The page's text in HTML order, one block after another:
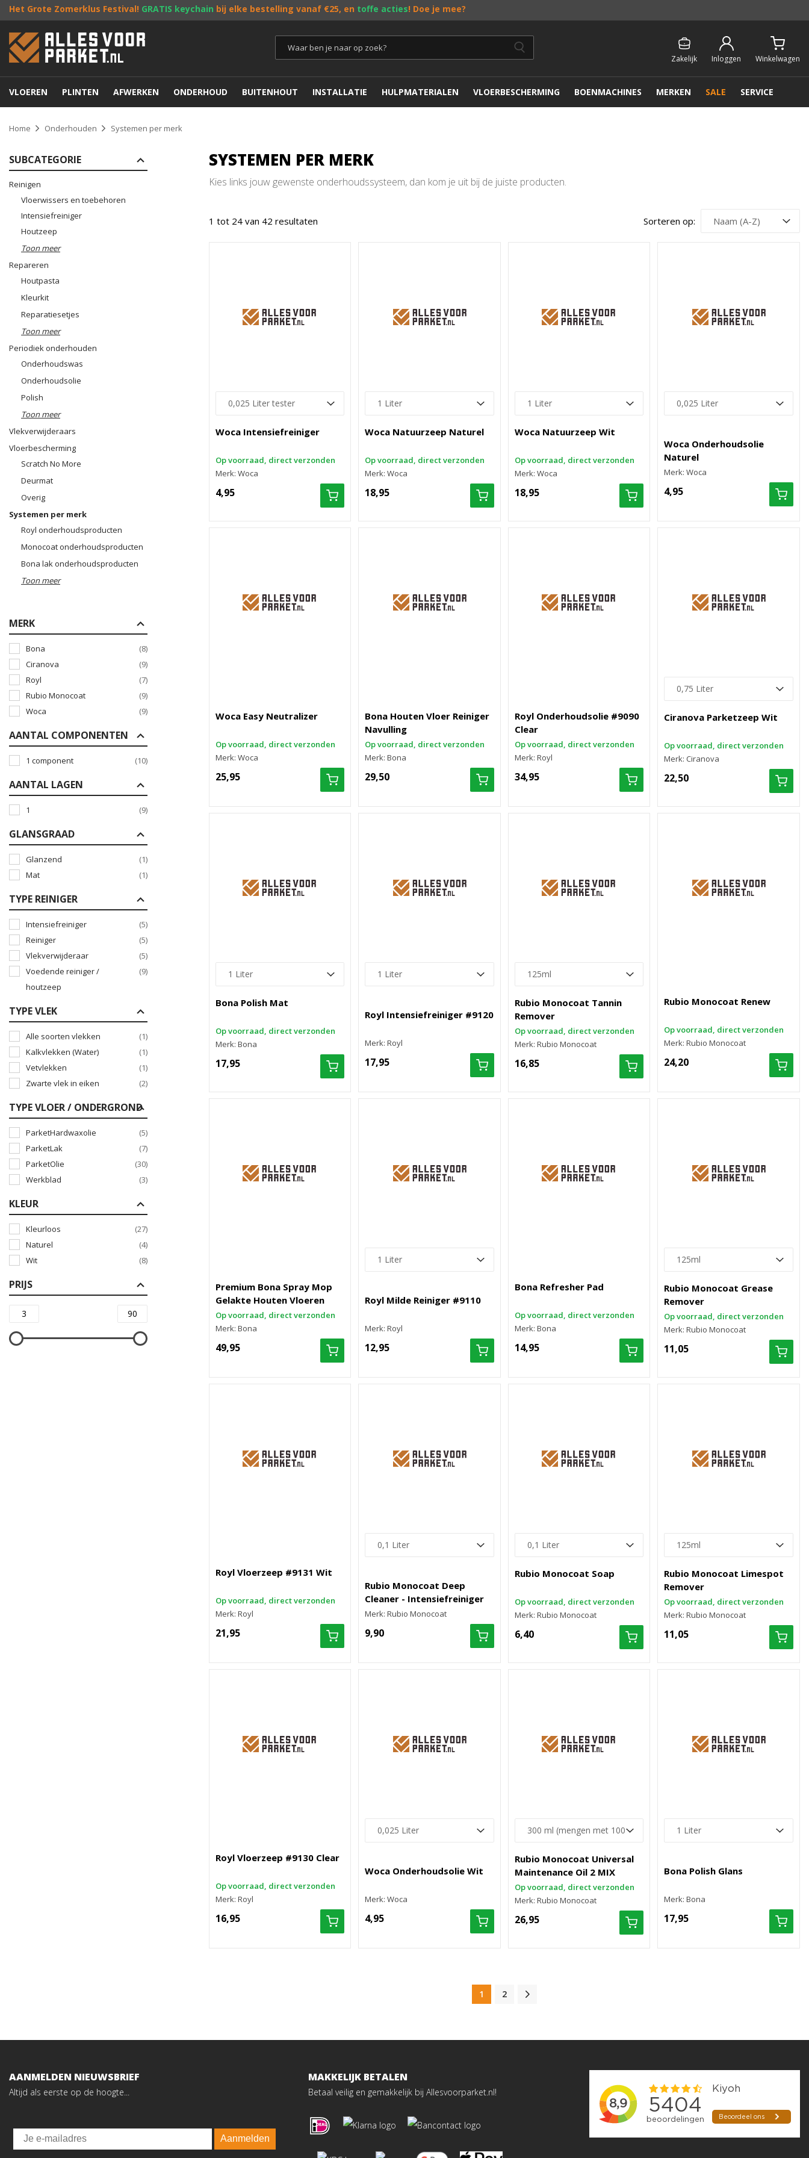
Het Grote Zomerklus Festival! GRATIS keychain bij elke bestelling vanaf €25, en toffe acties! Doe je mee?
Zakelijk Inloggen Winkelwagen
VLOEREN PLINTEN AFWERKEN ONDERHOUD BUITENHOUT INSTALLATIE HULPMATERIALEN VLOERBESCHERMING BOENMACHINES MERKEN SALE SERVICE
Home Onderhouden Systemen per merk
SUBCATEGORIE
Reinigen
Vloerwissers en toebehoren
Intensiefreiniger
Houtzeep
Toon meer
Repareren
Houtpasta
Kleurkit
Reparatiesetjes
Toon meer
Periodiek onderhouden
Onderhoudswas
Onderhoudsolie
Polish
Toon meer
Vlekverwijderaars
Vloerbescherming
Scratch No More
Deurmat
Overig
Systemen per merk
Royl onderhoudsproducten
Monocoat onderhoudsproducten
Bona lak onderhoudsproducten
Toon meer
MERK
Bona
(8)
Ciranova
(9)
Royl
(7)
Rubio Monocoat
(9)
Woca
(9)
AANTAL COMPONENTEN
1 component (10)
AANTAL LAGEN
1 (9)
GLANSGRAAD
Glanzend
(1)
Mat
(1)
TYPE REINIGER
Intensiefreiniger
(5)
Reiniger
(5)
Vlekverwijderaar
(5)
Voedende reiniger /
houtzeep
(9)
TYPE VLEK
Alle soorten vlekken
(1)
Kalkvlekken (Water)
(1)
Vetvlekken
(1)
Zwarte vlek in eiken
(2)
TYPE VLOER / ONDERGROND
ParketHardwaxolie
(5)
ParketLak
(7)
ParketOlie
(30)
Werkblad
(3)
KLEUR
Kleurloos
(27)
Naturel
(4)
Wit
(8)
PRIJS
SYSTEMEN PER MERK
Kies links jouw gewenste onderhoudssysteem, dan kom je uit bij de juiste producten.
1 tot 24 van 42 resultaten Sorteren op:
Woca Intensiefreiniger
Op voorraad, direct verzonden
Merk: Woca
4,95
Woca Natuurzeep Naturel
Op voorraad, direct verzonden
Merk: Woca
18,95
Woca Natuurzeep Wit
Op voorraad, direct verzonden
Merk: Woca
18,95
Woca Onderhoudsolie
Naturel
Merk: Woca
4,95
Woca Easy Neutralizer
Op voorraad, direct verzonden
Merk: Woca
25,95
Bona Houten Vloer Reiniger
Navulling
Op voorraad, direct verzonden
Merk: Bona
29,50
Royl Onderhoudsolie #9090
Clear
Op voorraad, direct verzonden
Merk: Royl
34,95
Ciranova Parketzeep Wit
Op voorraad, direct verzonden
Merk: Ciranova
22,50
Bona Polish Mat
Op voorraad, direct verzonden
Merk: Bona
17,95
Royl Intensiefreiniger #9120
Merk: Royl
17,95
Rubio Monocoat Tannin
Remover
Op voorraad, direct verzonden
Merk: Rubio Monocoat
16,85
Rubio Monocoat Renew
Op voorraad, direct verzonden
Merk: Rubio Monocoat
24,20
Premium Bona Spray Mop
Gelakte Houten Vloeren
Op voorraad, direct verzonden
Merk: Bona
49,95
Royl Milde Reiniger #9110
Merk: Royl
12,95
Bona Refresher Pad
Op voorraad, direct verzonden
Merk: Bona
14,95
Rubio Monocoat Grease
Remover
Op voorraad, direct verzonden
Merk: Rubio Monocoat
11,05
Royl Vloerzeep #9131 Wit
Op voorraad, direct verzonden
Merk: Royl
21,95
Rubio Monocoat Deep
Cleaner - Intensiefreiniger
Merk: Rubio Monocoat
9,90
Rubio Monocoat Soap
Op voorraad, direct verzonden
Merk: Rubio Monocoat
6,40
Rubio Monocoat Limespot
Remover
Op voorraad, direct verzonden
Merk: Rubio Monocoat
11,05
Royl Vloerzeep #9130 Clear
Op voorraad, direct verzonden
Merk: Royl
16,95
Woca Onderhoudsolie Wit
Merk: Woca
4,95
Rubio Monocoat Universal
Maintenance Oil 2 MIX
Op voorraad, direct verzonden
Merk: Rubio Monocoat
26,95
Bona Polish Glans
Merk: Bona
17,95
1 2
AANMELDEN NIEUWSBRIEF
Altijd als eerste op de hoogte...
Email
Aanmelden
MAKKELIJK BETALEN
Betaal veilig en gemakkelijk bij Allesvoorparket.nl!